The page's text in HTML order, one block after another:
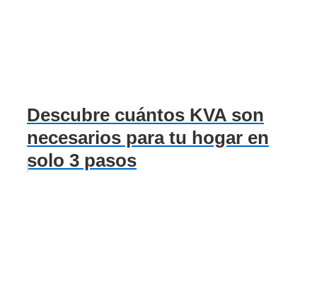
Descubre cuántos KVA son
necesarios para tu hogar en
solo 3 pasos